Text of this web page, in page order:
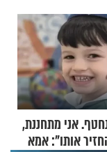
אני מתחננת,
אותו": אמא